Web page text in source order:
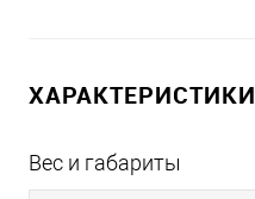
ХАРАКТЕРИСТИКИ
Вес и габариты